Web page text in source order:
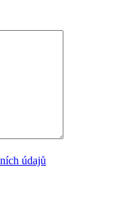
údajů